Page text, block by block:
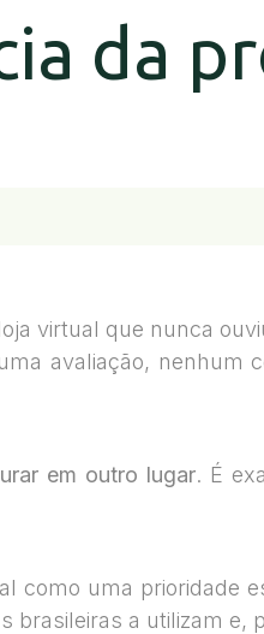
da
virtual que nunca
avaliação, nenhum
em outro lugar. É
como uma prioridade
brasileiras a utilizam e,